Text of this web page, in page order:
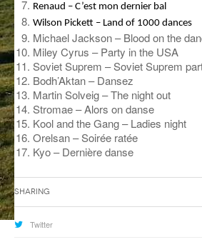
MUSIQUE DES ANTIPODES
NOS ANCIENS
SONORIK
THEME FORCE
ZIRCONIUM
Renaud – C’est mon dernier bal
Wilson Pickett – Land of 1000 dances
Michael Jackson – Blood on the
Miley Cyrus – Party in the USA
Soviet Suprem – Soviet Suprem
Bodh’Aktan – Dansez
Martin Solveig – The night out
Stromae – Alors on danse
Kool and the Gang – Ladies night
Orelsan – Soirée ratée
Kyo – Dernière danse
Sharing
Twitter